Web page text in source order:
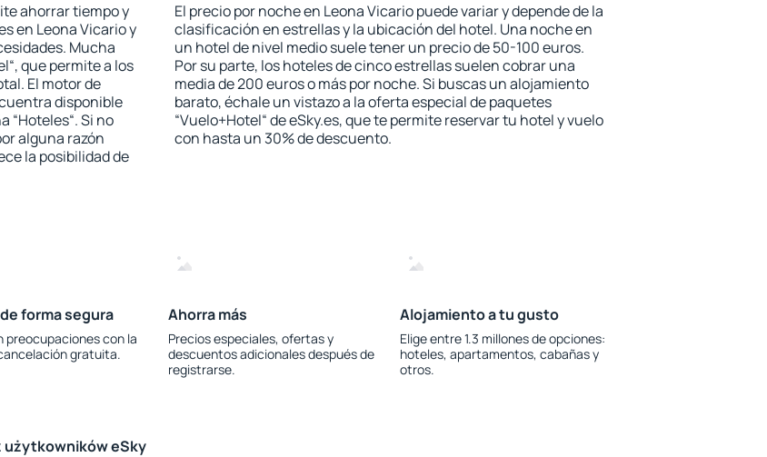
ahorrar tiempo y
en Leona Vicario y
Mucha
que permite a los
El motor de
disponible
“Hoteles“. Si no
alguna razón
la posibilidad de
El precio por noche en Leona Vicario puede variar y depende de la
clasificación en estrellas y la ubicación del hotel. Una noche en
un hotel de nivel medio suele tener un precio de 50-100 euros.
Por su parte, los hoteles de cinco estrellas suelen cobrar una
media de 200 euros o más por noche. Si buscas un alojamiento
barato, échale un vistazo a la oferta especial de paquetes
“Vuelo+Hotel“ de eSky.es, que te permite reservar tu hotel y vuelo
con hasta un 30% de descuento.
forma segura
preocupaciones con la
gratuita.
Ahorra más
Precios especiales, ofertas y
descuentos adicionales después de
registrarse.
Alojamiento a tu gusto
Elige entre 1.3 millones de opciones:
hoteles, apartamentos, cabañas y
otros.
użytkowników eSky